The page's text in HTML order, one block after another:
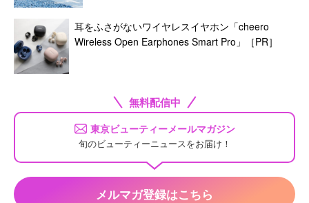
耳をふさがないワイヤレスイヤホン「cheero
Wireless Open Earphones Smart Pro」［PR］
無料配信中
東京ビューティーメールマガジン
旬のビューティーニュースをお届け！
メルマガ登録はこちら